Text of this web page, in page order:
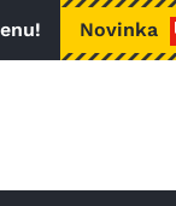
Novinka